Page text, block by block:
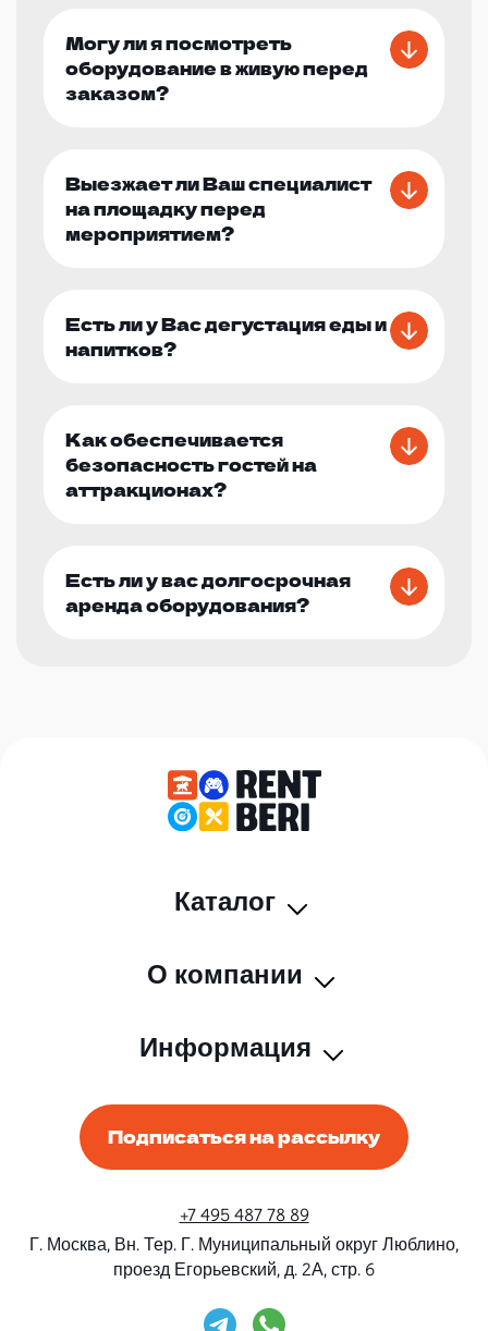
Могу ли я посмотреть
оборудование в живую перед
заказом?
Выезжает ли Ваш специалист
на площадку перед
мероприятием?
Есть ли у Вас дегустация еды и
напитков?
Как обеспечивается
безопасность гостей на
аттракционах?
Есть ли у вас долгосрочная
аренда оборудования?
Каталог
О компании
Информация
Подписаться на рассылку
+7 495 487 78 89
Г. Москва, Вн. Тер. Г. Муниципальный округ Люблино,
проезд Егорьевский, д. 2А, стр. 6